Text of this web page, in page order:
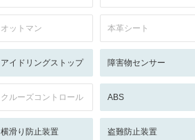
オットマン 本革シート
アイドリングストップ 障害物センサー
クルーズコントロール ABS
横滑り防止装置 盗難防止装置